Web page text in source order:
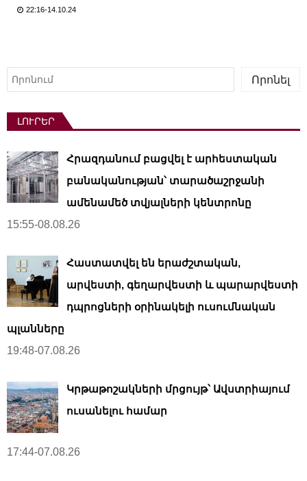
22:16-14.10.24
Որոնել
Որոնել
ԼՈՒՐԵՐ
Հրազդանում բացվել է արհեստական ​​
բանականության՝ տարածաշրջանի
ամենամեծ տվյալների կենտրոնը
15:55-08.08.26
Հաստատվել են երաժշտական,
արվեստի, գեղարվեստի և պարարվեստի
դպրոցների օրինակելի ուսումնական
պլանները
19:48-07.08.26
Կրթաթոշակների մրցույթ՝ Ավստրիայում
ուսանելու համար
17:44-07.08.26